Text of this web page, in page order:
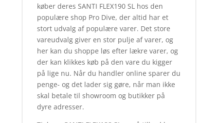
køber deres SANTI FLEX190 SL hos den
populære shop Pro Dive, der altid har et
stort udvalg af populære varer. Det store
vareudvalg giver en stor pulje af varer, og
her kan du shoppe løs efter lækre varer, og
der kan klikkes køb på den vare du kigger
på lige nu. Når du handler online sparer du
penge- og det lader sig gøre, når man ikke
skal betale til showroom og butikker på
dyre adresser.